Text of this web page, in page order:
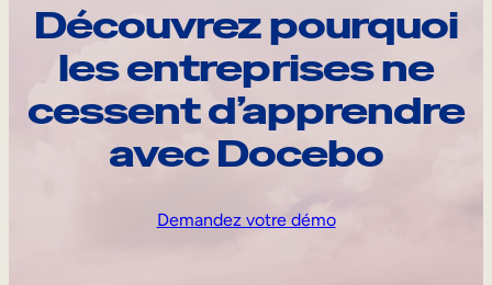
Découvrez pourquoi
les entreprises ne
cessent d’apprendre
avec Docebo
Demandez votre démo